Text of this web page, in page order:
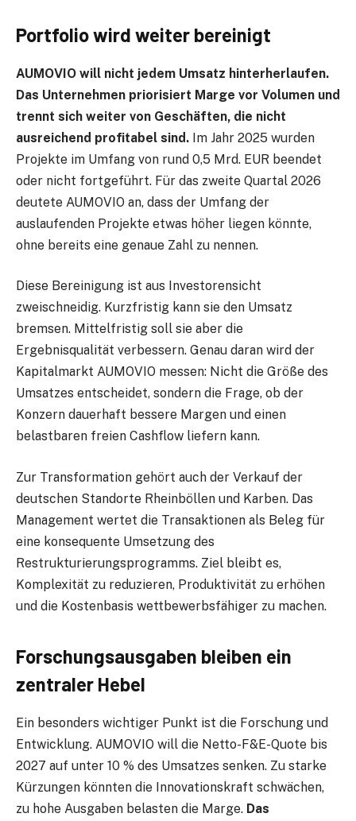
Portfolio wird weiter bereinigt
AUMOVIO will nicht jedem Umsatz hinterherlaufen.
Das Unternehmen priorisiert Marge vor Volumen und
trennt sich weiter von Geschäften, die nicht
ausreichend profitabel sind. Im Jahr 2025 wurden
Projekte im Umfang von rund 0,5 Mrd. EUR beendet
oder nicht fortgeführt. Für das zweite Quartal 2026
deutete AUMOVIO an, dass der Umfang der
auslaufenden Projekte etwas höher liegen könnte,
ohne bereits eine genaue Zahl zu nennen.
Diese Bereinigung ist aus Investorensicht
zweischneidig. Kurzfristig kann sie den Umsatz
bremsen. Mittelfristig soll sie aber die
Ergebnisqualität verbessern. Genau daran wird der
Kapitalmarkt AUMOVIO messen: Nicht die Größe des
Umsatzes entscheidet, sondern die Frage, ob der
Konzern dauerhaft bessere Margen und einen
belastbaren freien Cashflow liefern kann.
Zur Transformation gehört auch der Verkauf der
deutschen Standorte Rheinböllen und Karben. Das
Management wertet die Transaktionen als Beleg für
eine konsequente Umsetzung des
Restrukturierungsprogramms. Ziel bleibt es,
Komplexität zu reduzieren, Produktivität zu erhöhen
und die Kostenbasis wettbewerbsfähiger zu machen.
Forschungsausgaben bleiben ein
zentraler Hebel
Ein besonders wichtiger Punkt ist die Forschung und
Entwicklung. AUMOVIO will die Netto-F&E-Quote bis
2027 auf unter 10 % des Umsatzes senken. Zu starke
Kürzungen könnten die Innovationskraft schwächen,
zu hohe Ausgaben belasten die Marge. Das